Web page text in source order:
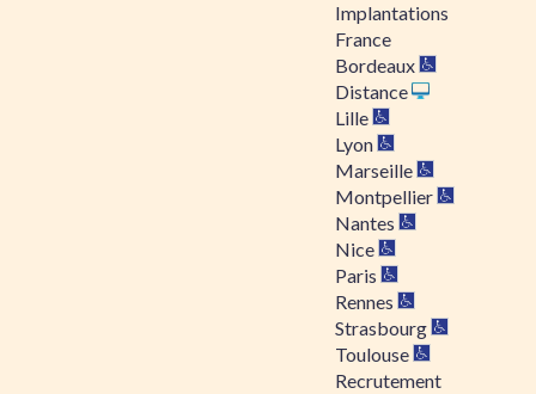
Implantations
France
Bordeaux
Distance
Lille
Lyon
Marseille
Montpellier
Nantes
Nice
Paris
Rennes
Strasbourg
Toulouse
Recrutement